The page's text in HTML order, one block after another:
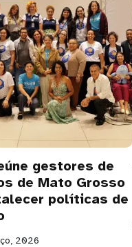
gestores de
de Mato Grosso
políticas de
2026